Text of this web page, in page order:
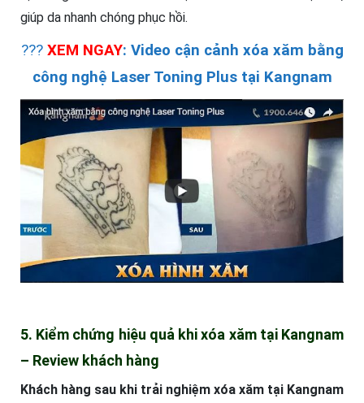
giúp da nhanh chóng phục hồi.
??? XEM NGAY: Video cận cảnh xóa xăm bằng
công nghệ Laser Toning Plus tại Kangnam
5. Kiểm chứng hiệu quả khi xóa xăm tại Kangnam
– Review khách hàng
Khách hàng sau khi trải nghiệm xóa xăm tại Kangnam